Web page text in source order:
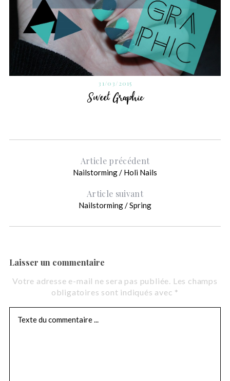
31/03/2015
Sweet Graphic
Article précédent
Nailstorming / Holi Nails
Article suivant
Nailstorming / Spring
Laisser un commentaire
Votre adresse e-mail ne sera pas publiée. Les champs
obligatoires sont indiqués avec *